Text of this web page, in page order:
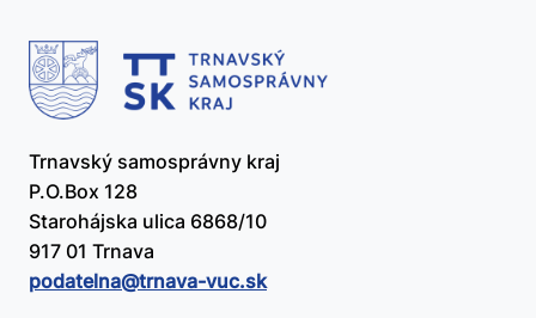
Trnavský samosprávny kraj
P.O.Box 128
Starohájska ulica 6868/10
917 01 Trnava
podatelna@​trnava-vuc.sk